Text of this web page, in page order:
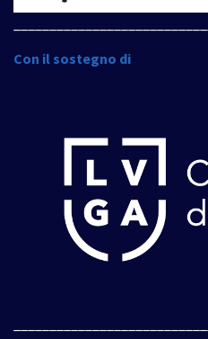
Con il sostegno di